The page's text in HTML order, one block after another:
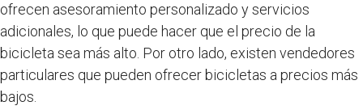
ofrecen asesoramiento personalizado y servicios
adicionales, lo que puede hacer que el precio de la
bicicleta sea más alto. Por otro lado, existen vendedores
particulares que pueden ofrecer bicicletas a precios más
bajos.